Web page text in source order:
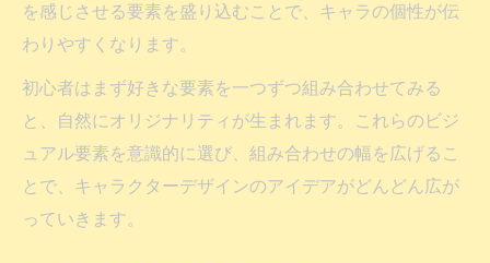
を感じさせる要素を盛り込むことで、キャラの個性が伝
わりやすくなります。
初心者はまず好きな要素を一つずつ組み合わせてみる
と、自然にオリジナリティが生まれます。これらのビジ
ュアル要素を意識的に選び、組み合わせの幅を広げるこ
とで、キャラクターデザインのアイデアがどんどん広が
っていきます。